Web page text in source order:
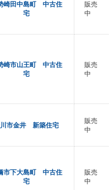
崎田中島町 中古住
宅
販売
中
崎市山王町 中古住
宅
販売
中
市金井 新築住宅
販売
中
市下大島町 中古住
宅
販売
中